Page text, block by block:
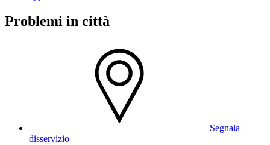
Problemi in città
Segnala
disservizio